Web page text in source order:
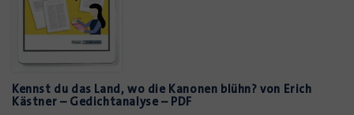
Kennst du das Land, wo die Kanonen blühn? von Erich
Kästner – Gedichtanalyse – PDF